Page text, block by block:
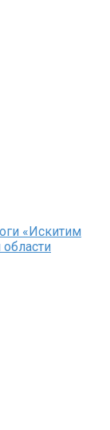
«Искитим